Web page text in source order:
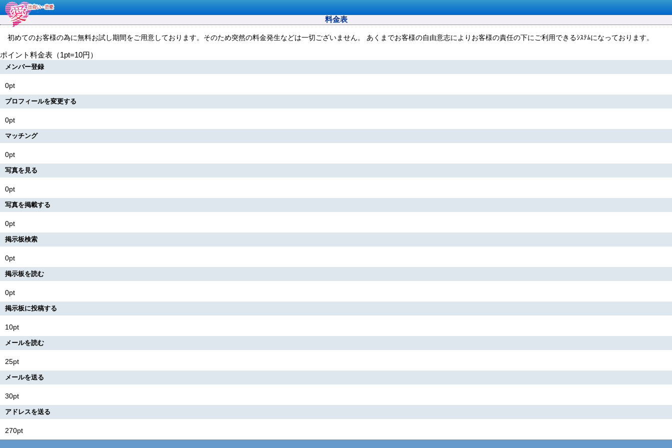
料金表
初めてのお客様の為に無料お試し期間をご用意しております。そのため突然の料金発生などは一切ございません。 あくまでお客様の自由意志によりお客様の責任の下にご利用できるｼｽﾃﾑになっております。
ポイント料金表（1pt=10円）
メンバー登録
0pt
プロフィールを変更する
0pt
マッチング
0pt
写真を見る
0pt
写真を掲載する
0pt
掲示板検索
0pt
掲示板を読む
0pt
掲示板に投稿する
10pt
メールを読む
25pt
メールを送る
30pt
アドレスを送る
270pt